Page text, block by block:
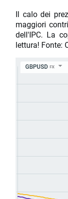
Il calo dei
maggiori
dell'IPC. La
lettura! Fonte: